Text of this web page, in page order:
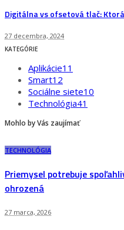
Digitálna vs ofsetová tlač:
27 decembra, 2024
KATEGÓRIE
Aplikácie11
Smart12
Sociálne siete10
Technológia41
Mohlo by Vás zaujímať
TECHNOLÓGIA
Priemysel potrebuje
ohrozená
27 marca, 2026